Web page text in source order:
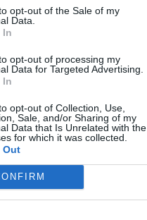
opt-out of the Sale of my
Data.
In
opt-out of processing my
Data for Targeted Advertising.
In
opt-out of Collection, Use,
Sale, and/or Sharing of my
Data that Is Unrelated with the
for which it was collected.
Out